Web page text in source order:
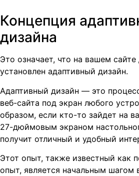
Концепция
дизайна
Это означает, что на вашем
установлен адаптивный дизайн.
Адаптивный дизайн — это
веб-сайта под экран любого
образом, если кто-то зайдет на
27-дюймовым экраном
получит отличный и удобный
Этот опыт, также известный как
опыт, является начальным шагом